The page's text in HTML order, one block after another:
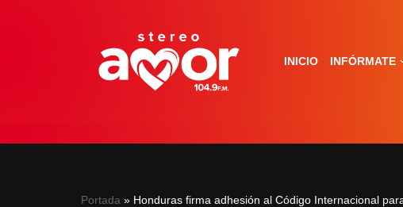
INICIO INFÓRMATE
Portada » Honduras firma adhesión al Código Internacional